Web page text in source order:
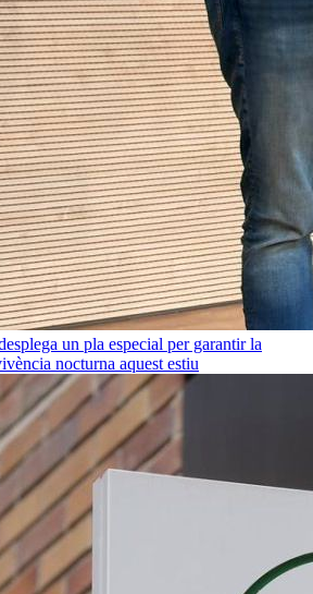
un pla especial per garantir la
nocturna aquest estiu